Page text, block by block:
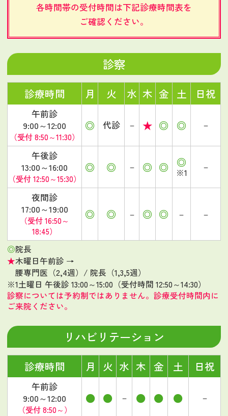
各時間帯の受付時間は下記診療時間表を
ご確認ください。
診察
◎院長
★木曜日午前診 →
腰専門医（2,4週）/ 院長（1,3,5週）
※1土曜日 午後診 13:00～15:00（受付時間 12:50～14:30）
診察については予約制ではありません。診療受付時間内に
ご来院ください。
診療時間 月 火 水 木 金 土 日祝
午前診
9:00～12:00
（受付 8:50～11:30）
◎ 代診 － ★ ◎ ◎ －
午後診
13:00～16:00
（受付 12:50～15:30）
◎ ◎ － ◎ ◎ ◎
※1 －
夜間診
17:00～19:00
（受付 16:50～
18:45）
◎ ◎ － ◎ ◎ － －
リハビリテーション
診療時間 月 火 水 木 金 土 日祝
午前診
9:00～12:00
（受付 8:50～）
● ● － ● ● ● －